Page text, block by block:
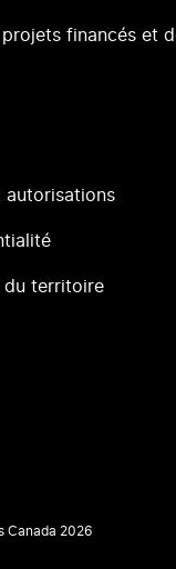
projets financés et
autorisations
du territoire
Canada 2026